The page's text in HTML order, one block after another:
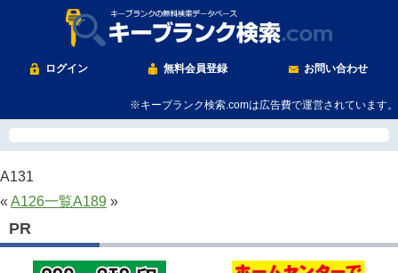
ログイン 無料会員登録 お問い合わせ
※キーブランク検索.comは広告費で運営されています。
A131
« A126一覧A189 »
PR